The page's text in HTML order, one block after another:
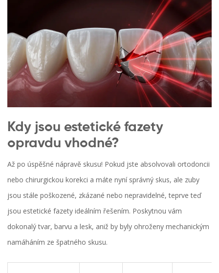
Kdy jsou estetické fazety
opravdu vhodné?
Až po úspěšné nápravě skusu! Pokud jste absolvovali ortodoncii
nebo chirurgickou korekci a máte nyní správný skus, ale zuby
jsou stále poškozené, zkázané nebo nepravidelné, teprve teď
jsou estetické fazety ideálním řešením. Poskytnou vám
dokonalý tvar, barvu a lesk, aniž by byly ohroženy mechanickým
namáháním ze špatného skusu.